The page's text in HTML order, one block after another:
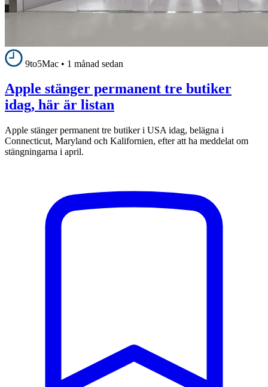
9to5Mac • 1 månad sedan
Apple stänger permanent tre butiker
idag, här är listan
Apple stänger permanent tre butiker i USA idag, belägna i
Connecticut, Maryland och Kalifornien, efter att ha meddelat om
stängningarna i april.